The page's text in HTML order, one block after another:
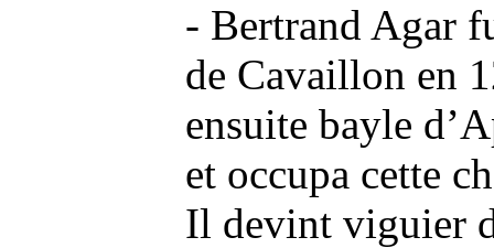
- Bertrand Agar
de Cavaillon en
ensuite bayle
et occupa cette
Il devint viguier